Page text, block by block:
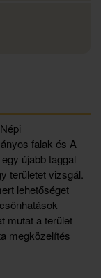
falak és A
újabb taggal
területet vizsgál.
lehetőséget
mutat a terület
megközelítés